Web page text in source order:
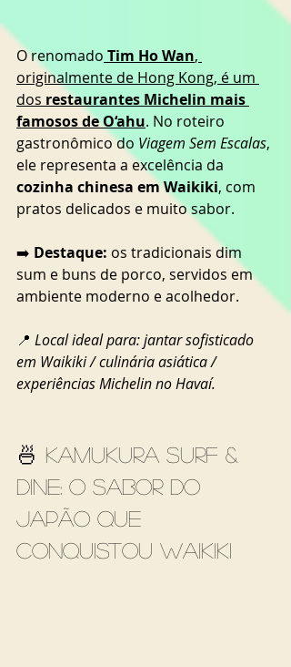
O renomado Tim Ho Wan,
originalmente de Hong Kong, é um
dos restaurantes Michelin mais
famosos de O‘ahu. No roteiro
gastronômico do Viagem Sem Escalas,
ele representa a excelência da
cozinha chinesa em Waikiki, com
pratos delicados e muito sabor.
➡️ Destaque: os tradicionais dim
sum e buns de porco, servidos em
ambiente moderno e acolhedor.
📍 Local ideal para: jantar sofisticado
em Waikiki / culinária asiática /
experiências Michelin no Havaí.
🍜 Kamukura Surf &
Dine: o sabor do
Japão que
conquistou Waikiki